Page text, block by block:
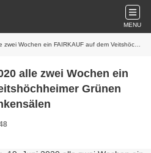
MENU
auf dem Veitshöchheimer Grünen Markt an den Mainfrankensälen
ein
Grünen